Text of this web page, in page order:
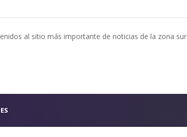
al sitio más importante de noticias de la zona sur